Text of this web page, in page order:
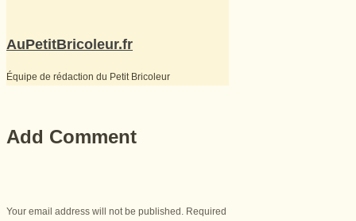
AuPetitBricoleur.fr
Équipe de rédaction du Petit Bricoleur
Add Comment
Your email address will not be published. Required